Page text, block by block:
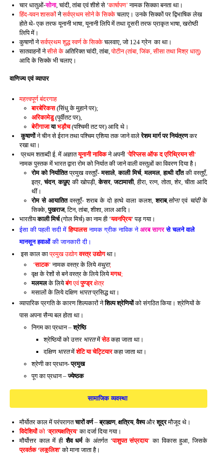
चार धातुओं-सोना, चांदी, तांबा एवं शीशे से ‘कार्षापण’ नामक सिक्का बनता था।
हिंद-यवन शासकोंनेसर्वप्रथम सोने के सिक्केचलाए। उनके सिक्कों पर द्विभाषिक लेख
होते थे- एक तरफ यूनानी भाषा, यूनानी लिपि में तथा दूसरी तरफ प्राकृत भाषा, खरोष्ठी
लिपि में।
कुषाणों नेसर्वप्रथम शुद्ध स्वर्ण के सिक्केचलवाए, जो 124 ग्रेन का था।
सातवाहनों नेसीसे के अतिरिक्त चांदी, तांबा,पोटीन (तांबा, जिंक, सीसा तथा मिश्र धातु)
आदि के सिक्के भी चलाए।
वाणिज्य एवं व्यापार
महत्त्वपूर्ण बंदरगाह
बारबेरिकस (सिंधु के मुहाने पर);
अरिकामेडु(पूर्वीतट पर),
बेरीगाजायाभड़ौच(पश्चिमी तट पर) आदि थे।
कुषाणोंने चीन से ईरान तथा पश्चिम एशिया तक जाने वालेरेशम मार्ग पर नियंत्रणकर
रखा था।
प्रथम शताब्दी ई. में अज्ञातयूनानी नाविकने अपनी ‘पेरिप्लस ऑफ द एरिथ्रियन सी‘
नामक पुस्तक में भारत द्वारा रोम को निर्यात की जाने वाली वस्तुओं का विवरण दिया है।
रोम को निर्यातितप्रमुख वस्तुएँ-मसाले,काली मिर्च,मलमल,हाथी दाँतकी वस्तुएँ,
इत्र,चंदन,कछुएकी खोपड़ी,केसर,जटामासी, हीरा, रत्न, तोता, शेर, चीता आदि
थीं।
रोम से आयातितवस्तुएँ- शराब के दो हत्थे वाला कलश,शराब,सोनाएवं चांदीके
सिक्के,पुखराज, टिन, तांबा, शीशा, लाल आदि।
भारतीयकाली मिर्च(गोल मिर्च) का नाम ही ‘यवनप्रिय‘ पड़ गया।
ईसा की पहली सदी मेंहिप्पालसनामक ग्रीक नाविक ने अरब सागरसे चलने वाले
मानसून हवाओंकी जानकारी दी।
इस काल काप्रमुख उद्योगवस्त्र उद्योगथा।
‘साटक‘नामक वस्त्र के लिये मथुरा;
वृक्ष के रेशों से बने वस्त्र के लिये लियेमगध;
मलमलके लियेबंगएवंपुण्ड्रक्षेत्र
मसालों के लिये दक्षिण भारतप्रसिद्ध था।
व्यापारिक प्रगति के कारण शिल्पकारों नेशिल्प श्रेणियोंको संगठित किया। श्रेणियों के
पास अपना सैन्य बल होता था।
निगम का प्रधान –श्रेष्ठि
श्रेष्ठियों को उत्तर भारतमेंसेठकहा जाता था।
दक्षिण भारतमेंशेटि या चेट्टियारकहा जाता था।
श्रेणी का प्रधान-प्रमुख
पूग का प्रधान –ज्येष्ठक
सामाजिक व्यवस्था
मौर्योतर काल में परंपरागतचारों वर्ण–ब्राह्मण, क्षत्रिय,वैश्यऔरशूद्रमौजूद थे।
विदेशियोंको ‘व्रात्यक्षत्रिय‘ का दर्जा दिया गया।
मौर्योत्तर काल में हीशैव धर्मके अंतर्गत ‘पाशुपत संप्रदाय‘का विकास हुआ, जिसके
प्रवर्तक ‘लकुलिश’को माना जाता है।